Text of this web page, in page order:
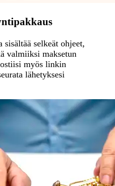
selkeät ohjeet,
valmiiksi maksetun
myös linkin
lähetyksesi